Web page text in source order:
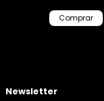
Newsletter